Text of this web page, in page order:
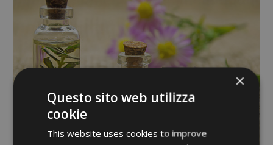
×
Questo sito web utilizza
cookie
This website uses cookies to improve